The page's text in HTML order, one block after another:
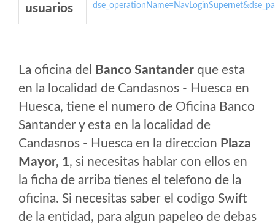
usuarios
La oficina del Banco Santander que esta
en la localidad de Candasnos - Huesca en
Huesca, tiene el numero de Oficina Banco
Santander y esta en la localidad de
Candasnos - Huesca en la direccion Plaza
Mayor, 1, si necesitas hablar con ellos en
la ficha de arriba tienes el telefono de la
oficina. Si necesitas saber el codigo Swift
de la entidad, para algun papeleo de debas